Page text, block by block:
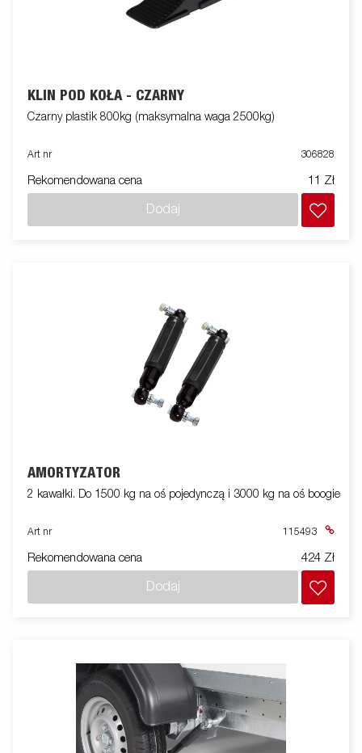
KLIN POD KOŁA - CZARNY
Czarny plastik 800kg (maksymalna waga 2500kg)
Art nr 306828
Rekomendowana cena 11 Zł
Dodaj
AMORTYZATOR
2 kawałki. Do 1500 kg na oś pojedynczą i 3000 kg na oś boogie
Art nr 115493
Rekomendowana cena 424 Zł
Dodaj